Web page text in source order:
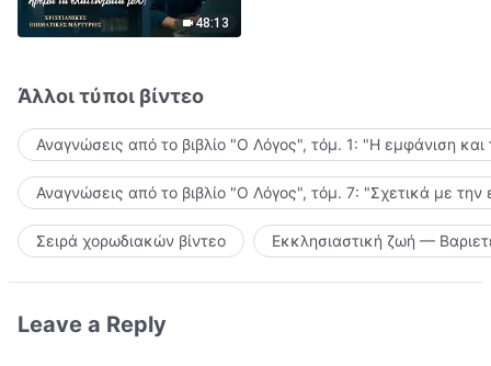
48:13
Άλλοι τύποι βίντεο
Αναγνώσεις από το βιβλίο "Ο Λόγος", τόμ. 1: "Η εμφάνιση
Αναγνώσεις από το βιβλίο "Ο Λόγος", τόμ. 7: "Σχετικά με την
Σειρά χορωδιακών βίντεο Εκκλησιαστική ζωή —
Leave a Reply